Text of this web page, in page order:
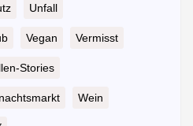
Unfall
Vegan Vermisst
Stories
Wein